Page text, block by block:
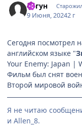
Сёгун
9 Июня, 20242 г
Сегодня посмотрел
английском языке "
Your Enemy: Japan |
Фильм был снят
Второй мировой
Я не читаю
и Allen_8.